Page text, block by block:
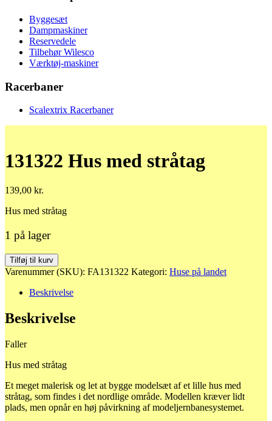
Byggesæt
Dampmaskiner
Reservedele
Tilbehør Wilesco
Værktøj-maskiner
Racerbaner
Scalextrix Racerbaner
131322 Hus med stråtag
139,00 kr.
Hus med stråtag
1 på lager
131322
Hus
stråtag
Tilføj til kurv
Varenummer (SKU): FA131322 Kategori: Huse på landet
Beskrivelse
Beskrivelse
Faller
Hus med stråtag
Et meget malerisk og let at bygge modelsæt af et lille hus med
stråtag, som findes i det nordlige område. Modellen kræver lidt
plads, men opnår en høj påvirkning af modeljernbanesystemet.